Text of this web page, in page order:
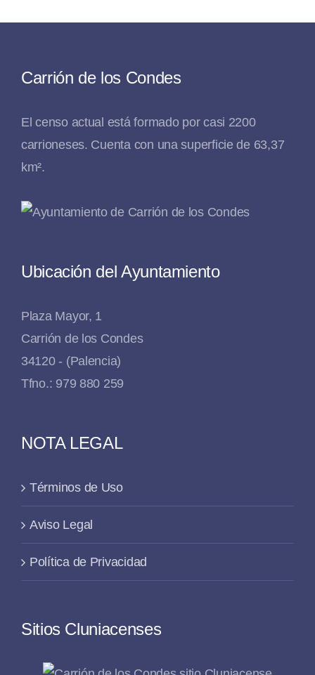
Carrión de los Condes
El censo actual está formado por casi 2200
carrioneses. Cuenta con una superficie de 63,37
km².
Ubicación del Ayuntamiento
Plaza Mayor, 1
Carrión de los Condes
34120 - (Palencia)
Tfno.: 979 880 259
NOTA LEGAL
Términos de Uso
Aviso Legal
Política de Privacidad
Sitios Cluniacenses